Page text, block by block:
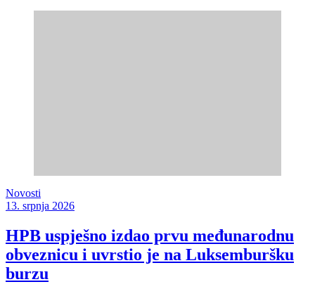
Novosti
13. srpnja 2026
HPB uspješno izdao prvu međunarodnu
obveznicu i uvrstio je na Luksemburšku
burzu